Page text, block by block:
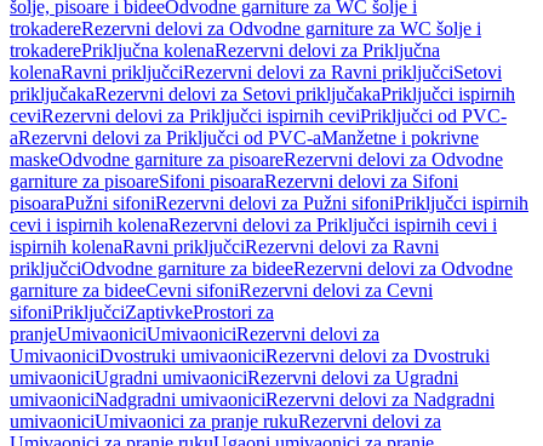
šolje, pisoare i bideeOdvodne garniture za WC šolje i
trokadereRezervni delovi za Odvodne garniture za WC šolje i
trokaderePriključna kolenaRezervni delovi za Priključna
kolenaRavni priključciRezervni delovi za Ravni priključciSetovi
priključakaRezervni delovi za Setovi priključakaPriključci ispirnih
ceviRezervni delovi za Priključci ispirnih ceviPriključci od PVC-
aRezervni delovi za Priključci od PVC-aManžetne i pokrivne
maskeOdvodne garniture za pisoareRezervni delovi za Odvodne
garniture za pisoareSifoni pisoaraRezervni delovi za Sifoni
pisoaraPužni sifoniRezervni delovi za Pužni sifoniPriključci ispirnih
cevi i ispirnih kolenaRezervni delovi za Priključci ispirnih cevi i
ispirnih kolenaRavni priključciRezervni delovi za Ravni
priključciOdvodne garniture za bideeRezervni delovi za Odvodne
garniture za bideeCevni sifoniRezervni delovi za Cevni
sifoniPriključciZaptivkeProstori za
pranjeUmivaoniciUmivaoniciRezervni delovi za
UmivaoniciDvostruki umivaoniciRezervni delovi za Dvostruki
umivaoniciUgradni umivaoniciRezervni delovi za Ugradni
umivaoniciNadgradni umivaoniciRezervni delovi za Nadgradni
umivaoniciUmivaonici za pranje rukuRezervni delovi za